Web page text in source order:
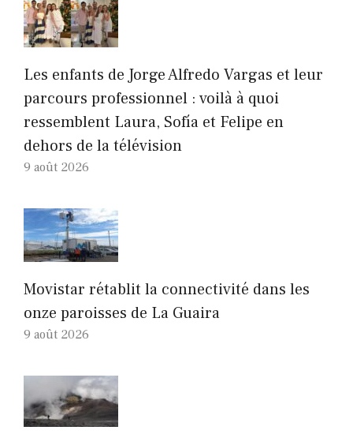
Les enfants de Jorge Alfredo Vargas et leur
parcours professionnel : voilà à quoi
ressemblent Laura, Sofía et Felipe en
dehors de la télévision
9 août 2026
Movistar rétablit la connectivité dans les
onze paroisses de La Guaira
9 août 2026